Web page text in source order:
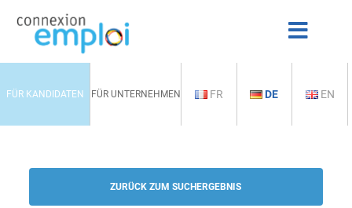
FÜR KANDIDATEN FÜR UNTERNEHMEN FR DE EN
ZURÜCK ZUM SUCHERGEBNIS